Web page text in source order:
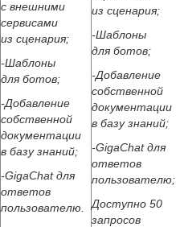
с внешними
сервисами
из сценария;
-Шаблоны
для ботов;
-Добавление
собственной
документации
в базу знаний;
-GigaChat для
ответов
пользователю.
из сценария;
-Шаблоны
для ботов;
-Добавление
собственной
документации
в базу знаний;
-GigaChat для
ответов
пользователю;
Доступно 50
запросов